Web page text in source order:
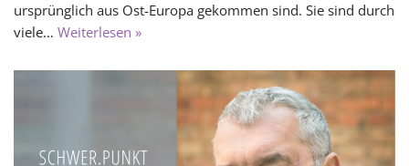
ursprünglich aus Ost-Europa gekommen sind. Sie sind durch
viele… Weiterlesen »